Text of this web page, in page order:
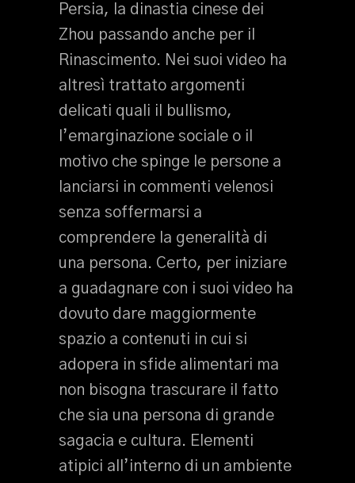
Persia, la dinastia cinese dei
Zhou passando anche per il
Rinascimento. Nei suoi video ha
altresì trattato argomenti
delicati quali il bullismo,
l’emarginazione sociale o il
motivo che spinge le persone a
lanciarsi in commenti velenosi
senza soffermarsi a
comprendere la generalità di
una persona. Certo, per iniziare
a guadagnare con i suoi video ha
dovuto dare maggiormente
spazio a contenuti in cui si
adopera in sfide alimentari ma
non bisogna trascurare il fatto
che sia una persona di grande
sagacia e cultura. Elementi
atipici all’interno di un ambiente